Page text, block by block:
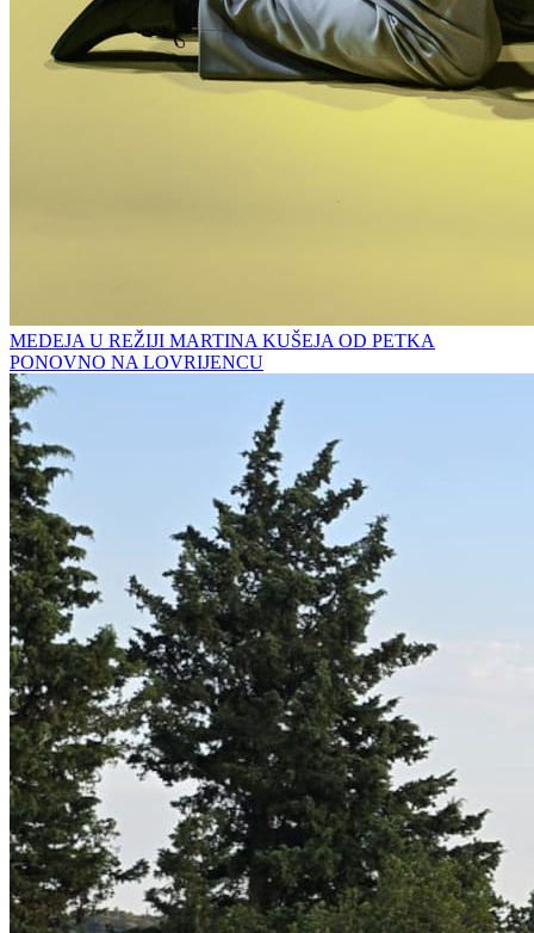
MEDEJA U REŽIJI MARTINA KUŠEJA OD PETKA
PONOVNO NA LOVRIJENCU